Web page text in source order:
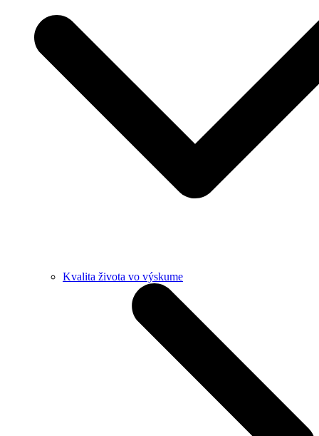
Kvalita života vo výskume